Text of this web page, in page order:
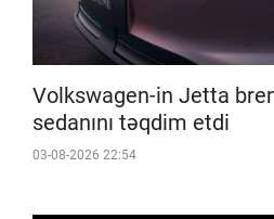
Volkswagen-in Jetta
sedanını təqdim etdi
03-08-2026 22:54